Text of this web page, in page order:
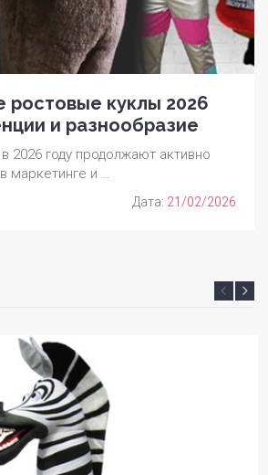
ростовые куклы 2026
и разнообразие
2026 году продолжают активно
маркетинге и …
Дата: 21/02/2026